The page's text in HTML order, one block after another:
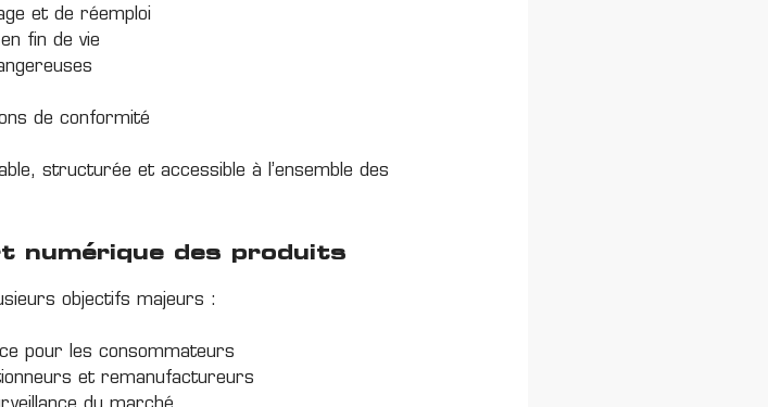
et de réemploi
fin de vie
de conformité
structurée et accessible à l’ensemble des
numérique des produits
objectifs majeurs :
pour les consommateurs
et remanufactureurs